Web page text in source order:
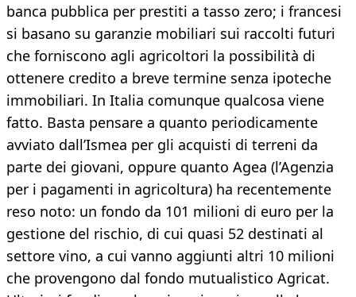
banca pubblica per prestiti a tasso zero; i francesi
si basano su garanzie mobiliari sui raccolti futuri
che forniscono agli agricoltori la possibilità di
ottenere credito a breve termine senza ipoteche
immobiliari. In Italia comunque qualcosa viene
fatto. Basta pensare a quanto periodicamente
avviato dall’Ismea per gli acquisti di terreni da
parte dei giovani, oppure quanto Agea (l’Agenzia
per i pagamenti in agricoltura) ha recentemente
reso noto: un fondo da 101 milioni di euro per la
gestione del rischio, di cui quasi 52 destinati al
settore vino, a cui vanno aggiunti altri 10 milioni
che provengono dal fondo mutualistico Agricat.